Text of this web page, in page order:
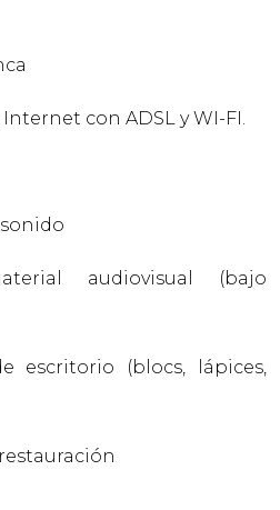
Internet con ADSL y WI-FI.
sonido
audiovisual (bajo
escritorio (blocs, lápices,